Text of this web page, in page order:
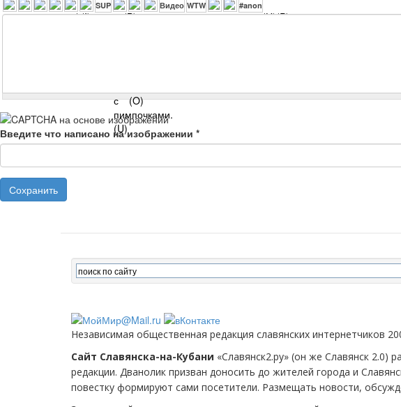
Введите что написано на изображении *
Сохранить
Независимая общественная редакция славянских интернетчиков
Сайт Славянска-на-Кубани «Славянск2.ру» (он же Славянск 2.0)
редакции. Дванолик призван доносить до жителей города и
повестку формируют сами посетители. Размещать новости,